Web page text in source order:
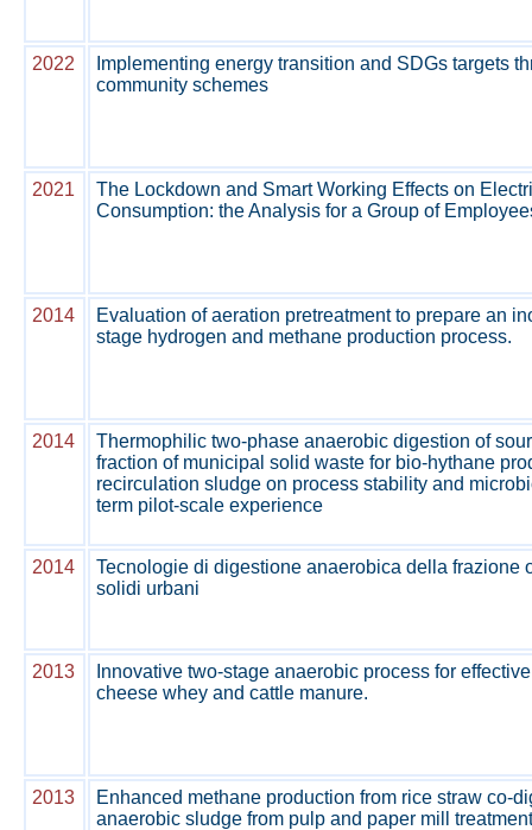
2022
Implementing energy transition and SDGs targets
community schemes
2021
The Lockdown and Smart Working Effects on
Consumption: the Analysis for a Group of
2014
Evaluation of aeration pretreatment to prepare an
stage hydrogen and methane production process.
2014
Thermophilic two-phase anaerobic digestion of
fraction of municipal solid waste for bio-hythane
recirculation sludge on process stability and
term pilot-scale experience
2014
Tecnologie di digestione anaerobica della frazione
solidi urbani
2013
Innovative two-stage anaerobic process for
cheese whey and cattle manure.
2013
Enhanced methane production from rice straw co-
anaerobic sludge from pulp and paper mill